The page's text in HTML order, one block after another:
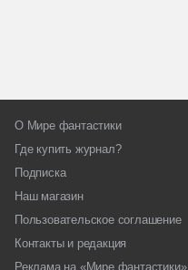
О Мире фантастики
Где купить журнал?
Подписка
Наш магазин
Пользовательское соглашение
Контакты и редакция
Реклама на «Мире фантастики»